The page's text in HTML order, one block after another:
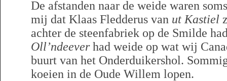
De afstanden naar de weide waren
mij dat Klaas Fledderus van ut Kastiel
achter de steenfabriek op de Smilde
Oll’ndeeverhad weide op wat wij
buurt van het Onderduikershol.
koeien in de Oude Willem lopen.